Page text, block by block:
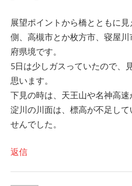
ー
シ
ョ
ン
展望ポイントから橋とともに
側、高槻市とか枚方市、寝屋
府県境です。
5日は少しガスっていたので、
思います。
下見の時は、天王山や名神高速
淀川の川面は、標高が不足して
せんでした。
返信